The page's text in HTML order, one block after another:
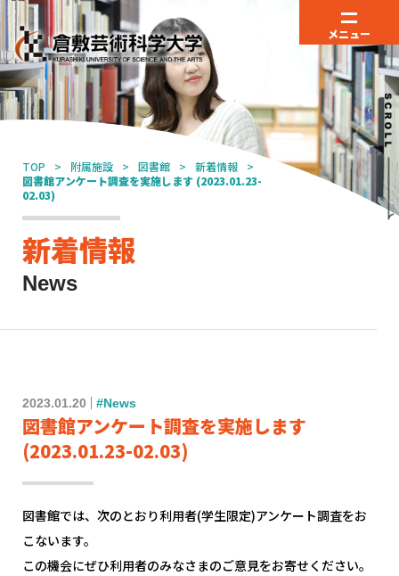
メニュー
TOP 附属施設 図書館
新着情報
図書館アンケート調査を実施します (2023.01.23-
02.03)
新着情報
News
2023.01.20 #News
図書館アンケート調査を実施します
(2023.01.23-02.03)
図書館では、次のとおり利用者(学生限定)アンケート調査をお
こないます。
この機会にぜひ利用者のみなさまのご意見をお寄せください。